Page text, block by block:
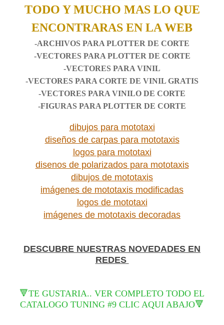
TODO Y MUCHO MAS LO QUE
ENCONTRARAS EN LA WEB
-ARCHIVOS PARA PLOTTER DE CORTE
-VECTORES PARA PLOTTER DE CORTE
-VECTORES PARA VINIL
-VECTORES PARA CORTE DE VINIL GRATIS
-VECTORES PARA VINILO DE CORTE
-FIGURAS PARA PLOTTER DE CORTE
dibujos para mototaxi
diseños de carpas para mototaxis
logos para mototaxi
disenos de polarizados para mototaxis
dibujos de mototaxis
imágenes de mototaxis modificadas
logos de mototaxi
imágenes de mototaxis decoradas
DESCUBRE NUESTRAS NOVEDADES EN
REDES
🔻TE GUSTARIA.. VER COMPLETO TODO EL
CATALOGO TUNING #9 CLIC AQUI ABAJO🔻